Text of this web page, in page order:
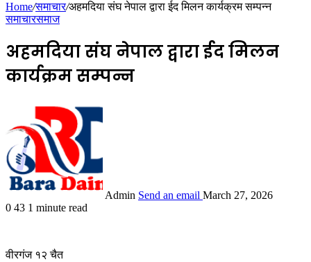
Home/समाचार/अहमदिया संघ नेपाल द्वारा ईद मिलन कार्यक्रम सम्पन्न
समाचारसमाज
अहमदिया संघ नेपाल द्वारा ईद मिलन
कार्यक्रम सम्पन्न
Admin Send an email March 27, 2026
0 43 1 minute read
वीरगंज १२ चैत